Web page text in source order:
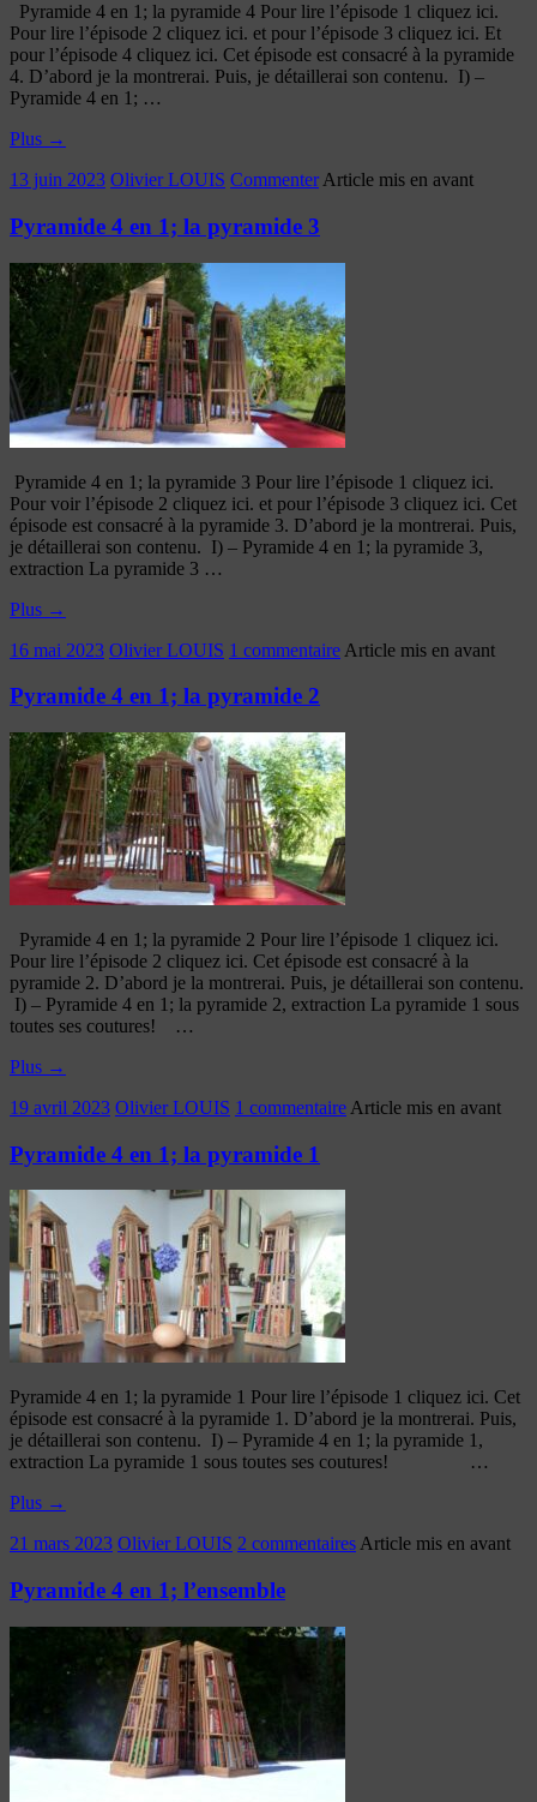
Pyramide 4 en 1; la pyramide 4 Pour lire l’épisode 1 cliquez ici.
Pour lire l’épisode 2 cliquez ici. et pour l’épisode 3 cliquez ici. Et
pour l’épisode 4 cliquez ici. Cet épisode est consacré à la pyramide
4. D’abord je la montrerai. Puis, je détaillerai son contenu. I) –
Pyramide 4 en 1; …
Plus →
13 juin 2023 Olivier LOUIS Commenter Article mis en avant
Pyramide 4 en 1; la pyramide 3
Pyramide 4 en 1; la pyramide 3 Pour lire l’épisode 1 cliquez ici.
Pour voir l’épisode 2 cliquez ici. et pour l’épisode 3 cliquez ici. Cet
épisode est consacré à la pyramide 3. D’abord je la montrerai. Puis,
je détaillerai son contenu. I) – Pyramide 4 en 1; la pyramide 3,
extraction La pyramide 3 …
Plus →
16 mai 2023 Olivier LOUIS 1 commentaire Article mis en avant
Pyramide 4 en 1; la pyramide 2
Pyramide 4 en 1; la pyramide 2 Pour lire l’épisode 1 cliquez ici.
Pour lire l’épisode 2 cliquez ici. Cet épisode est consacré à la
pyramide 2. D’abord je la montrerai. Puis, je détaillerai son contenu.
I) – Pyramide 4 en 1; la pyramide 2, extraction La pyramide 1 sous
toutes ses coutures! …
Plus →
19 avril 2023 Olivier LOUIS 1 commentaire Article mis en avant
Pyramide 4 en 1; la pyramide 1
Pyramide 4 en 1; la pyramide 1 Pour lire l’épisode 1 cliquez ici. Cet
épisode est consacré à la pyramide 1. D’abord je la montrerai. Puis,
je détaillerai son contenu. I) – Pyramide 4 en 1; la pyramide 1,
extraction La pyramide 1 sous toutes ses coutures! …
Plus →
21 mars 2023 Olivier LOUIS 2 commentairesArticle mis en avant
Pyramide 4 en 1; l’ensemble